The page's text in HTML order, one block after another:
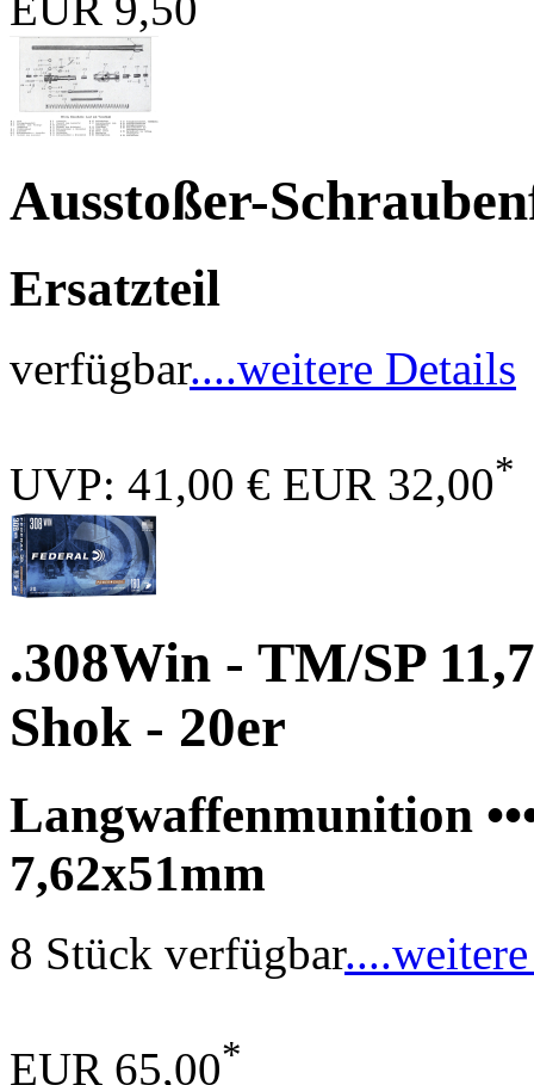
Ausstoßer-
Ersatzteil
verfügbar....weitere Details
UVP: 41,00 € EUR 32,00*
.308Win - TM/SP
Shok - 20er
Langwaffenmunition
7,62x51mm
8 Stück verfügbar
EUR 65,00*